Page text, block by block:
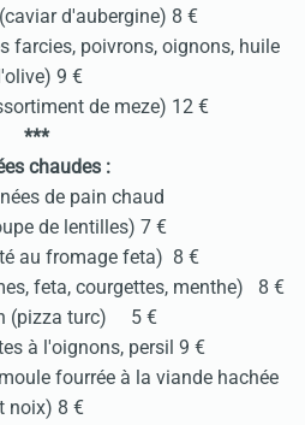
d'aubergine) 8 €
farcies, poivrons, oignons, huile
9 €
de meze) 12 €
***
chaudes :
de pain chaud
de lentilles) 7 €
au fromage feta) 8 €
feta, courgettes, menthe) 8 €
(pizza turc) 5 €
à l'oignons, persil 9 €
fourrée à la viande hachée
noix) 8 €